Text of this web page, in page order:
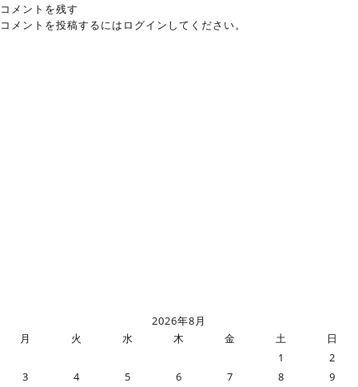
コメントを残す
コメントを投稿するには ログイン してください。
2026年8月
月
火 水 木 金 土
日
1
2
3
4 5 6 7 8
9